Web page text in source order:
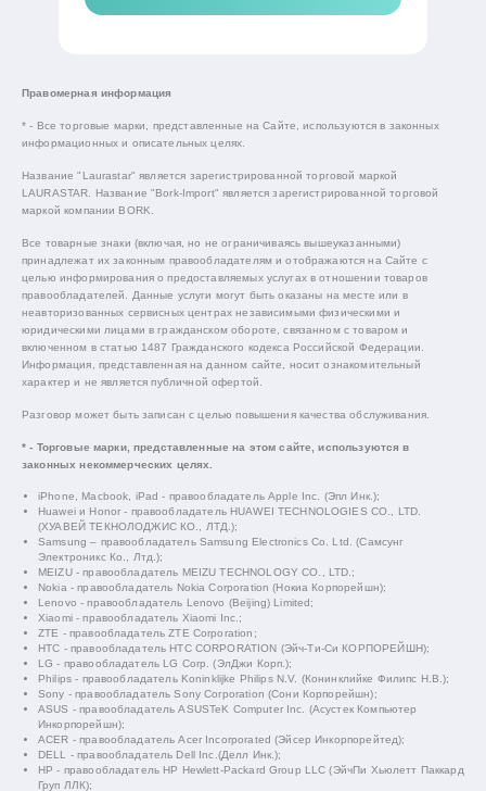
Правомерная информация
* - Все торговые марки, представленные на Сайте, используются в законных
информационных и описательных целях.
Название "Laurastar" является зарегистрированной торговой маркой
LAURASTAR. Название "Bork-Import" является зарегистрированной торговой
маркой компании BORK.
Все товарные знаки (включая, но не ограничиваясь вышеуказанными)
принадлежат их законным правообладателям и отображаются на Сайте с
целью информирования о предоставляемых услугах в отношении товаров
правообладателей. Данные услуги могут быть оказаны на месте или в
неавторизованных сервисных центрах независимыми физическими и
юридическими лицами в гражданском обороте, связанном с товаром и
включенном в статью 1487 Гражданского кодекса Российской Федерации.
Информация, представленная на данном сайте, носит ознакомительный
характер и не является публичной офертой.
Разговор может быть записан с целью повышения качества обслуживания.
* - Торговые марки, представленные на этом сайте, используются в
законных некоммерческих целях.
iPhone, Macbook, iPad - правообладатель Apple Inc. (Эпл Инк.);
Huawei и Honor - правообладатель HUAWEI TECHNOLOGIES CO., LTD.
(ХУАВЕЙ ТЕКНОЛОДЖИС КО., ЛТД.);
Samsung – правообладатель Samsung Electronics Co. Ltd. (Самсунг
Электроникс Ко., Лтд.);
MEIZU - правообладатель MEIZU TECHNOLOGY CO., LTD.;
Nokia - правообладатель Nokia Corporation (Нокиа Корпорейшн);
Lenovo - правообладатель Lenovo (Beijing) Limited;
Xiaomi - правообладатель Xiaomi Inc.;
ZTE - правообладатель ZTE Corporation;
HTC - правообладатель HTC CORPORATION (Эйч-Ти-Си КОРПОРЕЙШН);
LG - правообладатель LG Corp. (ЭлДжи Корп.);
Philips - правообладатель Koninklijke Philips N.V. (Конинклийке Филипс Н.В.);
Sony - правообладатель Sony Corporation (Сони Корпорейшн);
ASUS - правообладатель ASUSTeK Computer Inc. (Асустек Компьютер
Инкорпорейшн);
ACER - правообладатель Acer Incorporated (Эйсер Инкорпорейтед);
DELL - правообладатель Dell Inc.(Делл Инк.);
HP - правообладатель HP Hewlett-Packard Group LLC (ЭйчПи Хьюлетт Паккард
Груп ЛЛК);